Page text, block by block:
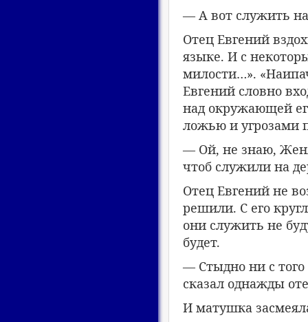
— А вот служить
Отец Евгений
языке. И с
милости…».
Евгений словно
над окружающей
ложью и угрозами
— Ой, не знаю,
чтоб служили на
Отец Евгений не
решили. С его
они служить не
будет.
— Стыдно ни с того
сказал однажды
И матушка